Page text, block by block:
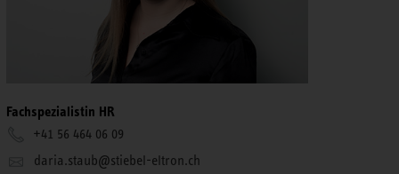
Fachspezialistin HR
+41 56 464 06 09
daria.staub@stiebel-eltron.ch